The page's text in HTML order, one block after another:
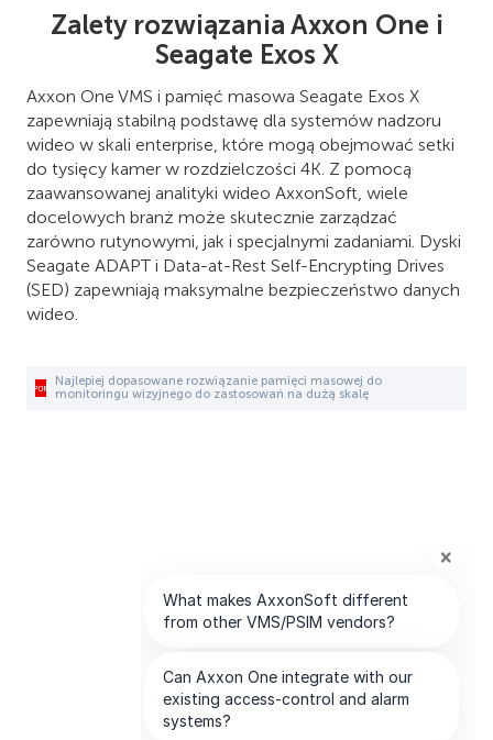
Zalety rozwiązania Axxon One i
Seagate Exos X
Axxon One VMS i pamięć masowa Seagate Exos X
zapewniają stabilną podstawę dla systemów nadzoru
wideo w skali enterprise, które mogą obejmować setki
do tysięcy kamer w rozdzielczości 4K. Z pomocą
zaawansowanej analityki wideo AxxonSoft, wiele
docelowych branż może skutecznie zarządzać
zarówno rutynowymi, jak i specjalnymi zadaniami. Dyski
Seagate ADAPT i Data-at-Rest Self-Encrypting Drives
(SED) zapewniają maksymalne bezpieczeństwo danych
wideo.
Najlepiej dopasowane rozwiązanie pamięci masowej do
monitoringu wizyjnego do zastosowań na dużą skalę